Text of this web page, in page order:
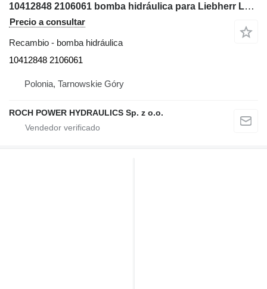
10412848 2106061 bomba hidráulica para Liebherr L544, L550, L554, L556 cargadora de ruedas
Precio a consultar
Recambio - bomba hidráulica
10412848 2106061
Polonia, Tarnowskie Góry
ROCH POWER HYDRAULICS Sp. z o.o.